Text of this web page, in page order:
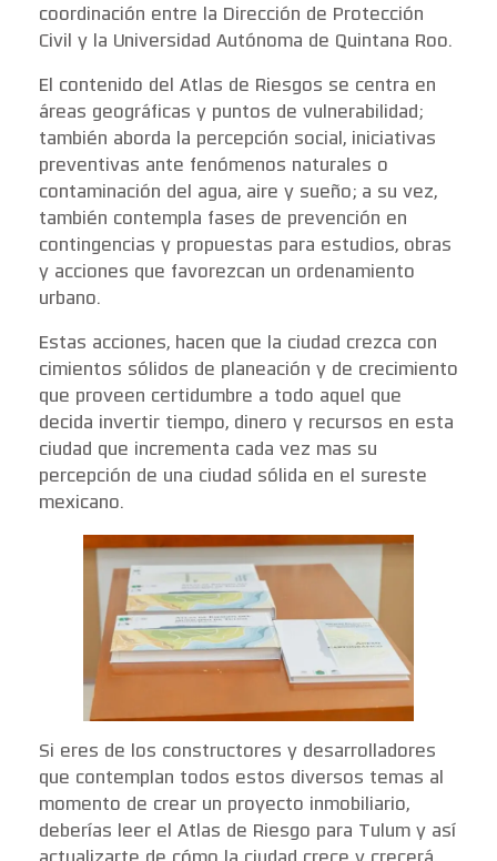
coordinación entre la Dirección de Protección
Civil y la Universidad Autónoma de Quintana Roo.
El contenido del Atlas de Riesgos se centra en
áreas geográficas y puntos de vulnerabilidad;
también aborda la percepción social, iniciativas
preventivas ante fenómenos naturales o
contaminación del agua, aire y sueño; a su vez,
también contempla fases de prevención en
contingencias y propuestas para estudios, obras
y acciones que favorezcan un ordenamiento
urbano.
Estas acciones, hacen que la ciudad crezca con
cimientos sólidos de planeación y de crecimiento
que proveen certidumbre a todo aquel que
decida invertir tiempo, dinero y recursos en esta
ciudad que incrementa cada vez mas su
percepción de una ciudad sólida en el sureste
mexicano.
Si eres de los constructores y desarrolladores
que contemplan todos estos diversos temas al
momento de crear un proyecto inmobiliario,
deberías leer el Atlas de Riesgo para Tulum y así